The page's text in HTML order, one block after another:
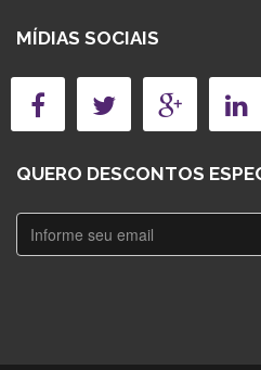
MÍDIAS SOCIAIS
QUERO DESCONTOS